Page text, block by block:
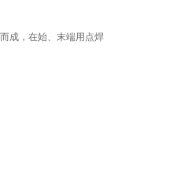
成，在始、末端用点焊